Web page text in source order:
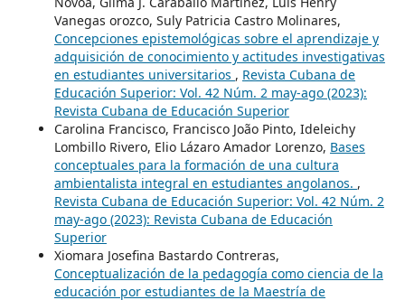
Vanegas orozco, Suly Patricia Castro Molinares,
Concepciones epistemológicas sobre el aprendizaje y
adquisición de conocimiento y actitudes investigativas
en estudiantes universitarios , Revista Cubana de
Educación Superior: Vol. 42 Núm. 2 may-ago (2023):
Revista Cubana de Educación Superior
Carolina Francisco, Francisco João Pinto, Ideleichy
Lombillo Rivero, Elio Lázaro Amador Lorenzo, Bases
conceptuales para la formación de una cultura
ambientalista integral en estudiantes angolanos. ,
Revista Cubana de Educación Superior: Vol. 42 Núm. 2
may-ago (2023): Revista Cubana de Educación
Superior
Xiomara Josefina Bastardo Contreras,
Conceptualización de la pedagogía como ciencia de la
educación por estudiantes de la Maestría de